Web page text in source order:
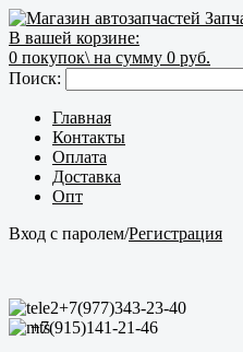
В вашей корзине:
0 покупок\ на сумму 0 руб.
Поиск:
Главная
Контакты
Оплата
Доставка
Опт
Вход с паролем/Регистрация
+7(977)343-23-40
+7(915)141-21-46